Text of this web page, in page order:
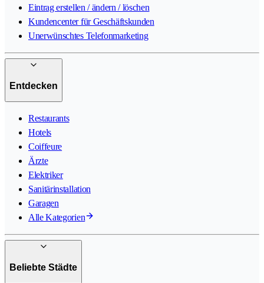
Eintrag erstellen / ändern / löschen
Kundencenter für Geschäftskunden
Unerwünschtes Telefonmarketing
Entdecken
Restaurants
Hotels
Coiffeure
Ärzte
Elektriker
Sanitärinstallation
Garagen
Alle Kategorien
Beliebte Städte